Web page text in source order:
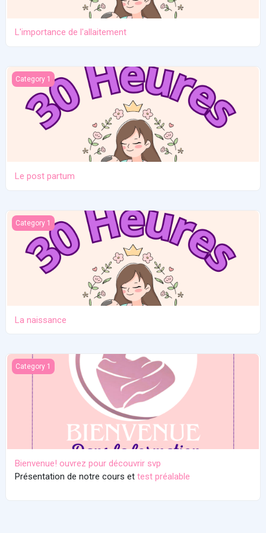
L'importance de l'allaitement
Le post partum
Category 1
Le post partum
La naissance
Category 1
La naissance
Bienvenue! ouvrez pour découvrir svp
Category 1
Bienvenue! ouvrez pour découvrir svp
Présentation de notre cours et test préalable